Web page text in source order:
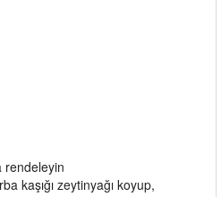
rendeleyin
kaşığı zeytinyağı koyup,